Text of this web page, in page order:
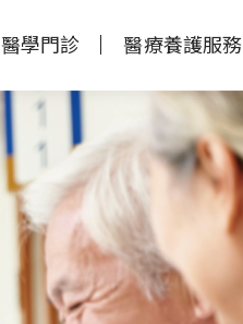
醫學門診 醫療養護服務